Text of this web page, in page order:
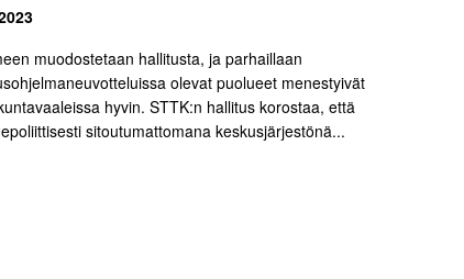
muodostetaan hallitusta, ja parhaillaan
olevat puolueet menestyivät
hyvin. STTK:n hallitus korostaa, että
sitoutumattomana keskusjärjestönä...